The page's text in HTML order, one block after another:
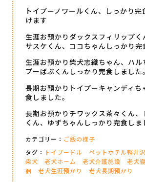
トイプーノワールくん、しっかり完
けます
生涯お預かりダックスフィリップく
サスケくん、ココちゃんしっかり完
生涯お預かり柴犬志織ちゃん、ハル
プーばぶくんしっかり完食しました。
長期お預かりトイプーキャンディち
食しました。
長期お預かりチワックス茶々くん、
くん、ゆずちゃんしっかり完食しま
カテゴリー： ご飯の様子
タグ： トイプードル ペットホテル軽井沢
柴犬
老犬ホーム 老犬介護施設 老犬
徊
老犬生涯預かり 老犬長期預かり